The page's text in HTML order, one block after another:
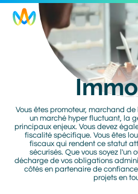
Skip
Vous êtes promoteur, marchand
un marché hyper fluctuant, la
principaux enjeux. Vous devez
fiscalité spécifique. Vous êtes
fiscaux qui rendent ce statut
sécurisés. Que vous soyez l'un
décharge de vos obligations
côtés en partenaire de
projets en